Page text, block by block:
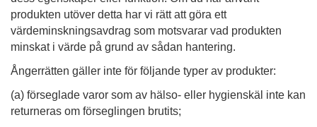
produkten utöver detta har vi rätt att göra ett
värdeminskningsavdrag som motsvarar vad produkten
minskat i värde på grund av sådan hantering.
Ångerrätten gäller inte för följande typer av produkter:
(a) förseglade varor som av hälso- eller hygienskäl inte kan
returneras om förseglingen brutits;